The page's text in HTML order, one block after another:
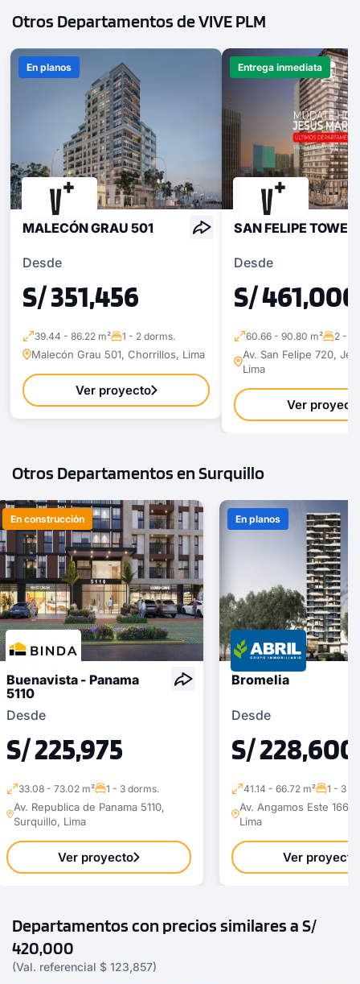
Otros Departamentos de VIVE PLM
En planos
MALECÓN GRAU 501
Desde
S/ 351,456
39.44 - 86.22 m² 1 - 2 dorms.
Malecón Grau 501, Chorrillos, Lima
Ver proyecto
Entrega inmediata
SAN FELIPE
Desde
S/ 461,000
60.66 - 90.80 m² 2 - 3
Av. San Felipe 720,
Lima
Ver
Otros Departamentos en Surquillo
En construcción
Buenavista - Panama
5110
Desde
S/ 225,975
33.08 - 73.02 m² 1 - 3 dorms.
Av. Republica de Panama 5110,
Surquillo, Lima
Ver proyecto
En planos
Bromelia
Desde
S/ 228,600
41.14 - 66.72 m² 1 - 3
Av. Angamos Este
Lima
Ver proyecto
Departamentos con precios similares a S/
420,000
(Val. referencial $ 123,857)